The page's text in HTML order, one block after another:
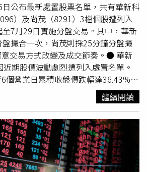
公布最新處置股票名單，共有華新科
）及尚茂（8291）3檔個股遭列入
7月29日實施分盤交易。其中，華新
撮合一次，尚茂則採25分鐘分盤撮
交易方式改變及成交節奏。● 華新
期股價波動劇烈遭列入處置名單。
個營業日累積收盤價跌幅達36.43%，
營業日收盤價
達120.5元，因此
，改採20分鐘分盤撮合一次。● 擎
列為處置股，處置期間自7月16日至
合一次。公告指出，擎亞當日本益
比7.53倍，約為所屬產業類別平均
加上當日週轉率達13.56%，顯示交
管機關列入處置名單。● 尚茂
繼續閱讀